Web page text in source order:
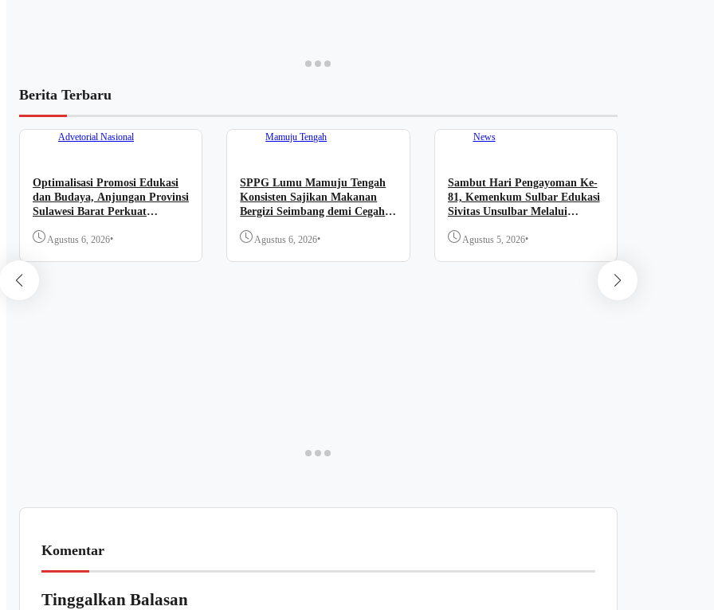
Berita Terbaru
Advetorial Nasional
Optimalisasi Promosi Edukasi
dan Budaya, Anjungan Provinsi
Sulawesi Barat Perkuat
Sky World TMII
Agustus 6, 2026•
Mamuju Tengah
SPPG Lumu Mamuju Tengah
Konsisten Sajikan Makanan
Bergizi Seimbang demi Cegah
Agustus 6, 2026•
News
Sambut Hari Pengayoman Ke-
81, Kemenkum Sulbar Edukasi
Sivitas Unsulbar Melalui
Agustus 5, 2026•
Komentar
Tinggalkan Balasan